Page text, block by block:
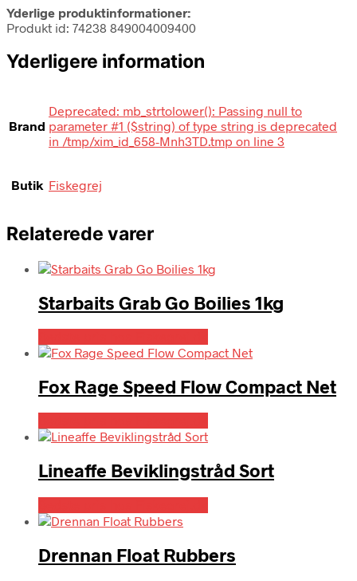
Yderlige produktinformationer:
Produkt id: 74238 849004009400
Yderligere information
Brand
Deprecated: mb_strtolower(): Passing null to
parameter #1 ($string) of type string is deprecated
in /tmp/xim_id_658-Mnh3TD.tmp on line 3
Butik Fiskegrej
Relaterede varer
Starbaits Grab Go Boilies 1kg
Fox Rage Speed Flow Compact Net
Lineaffe Beviklingstråd Sort
Drennan Float Rubbers